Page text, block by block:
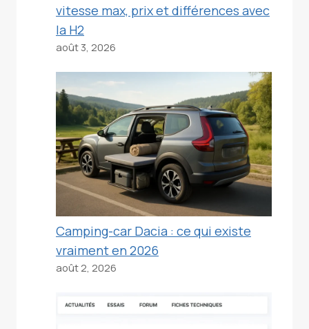
vitesse max, prix et différences avec
la H2
août 3, 2026
Camping-car Dacia : ce qui existe
vraiment en 2026
août 2, 2026